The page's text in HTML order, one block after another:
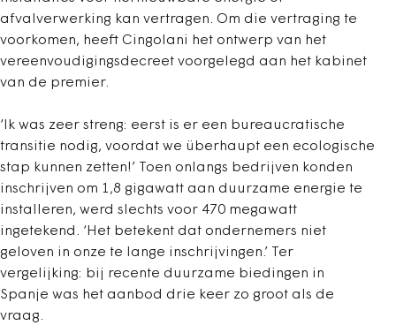
afvalverwerking kan vertragen. Om die vertraging te
voorkomen, heeft Cingolani het ontwerp van het
vereenvoudigingsdecreet voorgelegd aan het kabinet
van de premier.
‘Ik was zeer streng: eerst is er een bureaucratische
transitie nodig, voordat we überhaupt een ecologische
stap kunnen zetten!’ Toen onlangs bedrijven konden
inschrijven om 1,8 gigawatt aan duurzame energie te
installeren, werd slechts voor 470 megawatt
ingetekend. ‘Het betekent dat ondernemers niet
geloven in onze te lange inschrijvingen.’ Ter
vergelijking: bij recente duurzame biedingen in
Spanje was het aanbod drie keer zo groot als de
vraag.